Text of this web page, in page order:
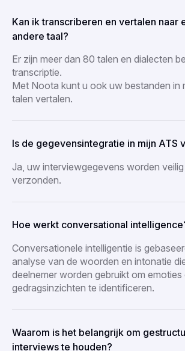
Kan ik transcriberen en vertalen naar
andere taal?
Er zijn meer dan 80 talen en dialecten
transcriptie.
Met Noota kunt u ook uw bestanden in
talen vertalen.
Is de gegevensintegratie in mijn ATS
Ja, uw interviewgegevens worden
verzonden.
Hoe werkt conversational
Conversationele intelligentie is
analyse van de woorden en intonatie
deelnemer worden gebruikt om emoties
gedragsinzichten te identificeren.
Waarom is het belangrijk om
interviews te houden?